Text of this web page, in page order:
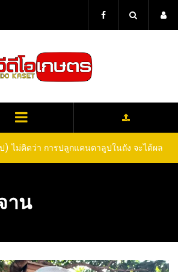
) ไม่คิดว่า การปลูกแคนตาลูปในถัง จะได้ผล
ตและหวานขนาดนี้ I didn’t expect that
such large and sweet fruit
ป) วิธีทำไวน์สับปะรด Pineapple Wine
าน